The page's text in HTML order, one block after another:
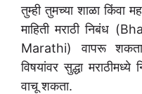
तुम्ही तुमच्या शाळा किंवा
माहिती मराठी निबंध
Marathi) वापरू
विषयांवर सुद्धा
वाचू शकता.